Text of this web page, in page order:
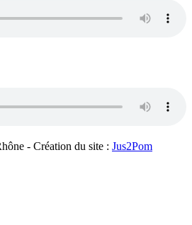
- Création du site : Jus2Pom